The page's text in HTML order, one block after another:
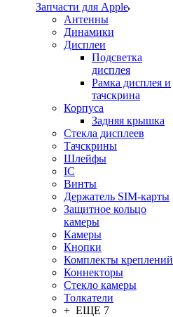
Запчасти для Apple
Антенны
Динамики
Дисплеи
Подсветка
дисплея
Рамка дисплея и
тачскрина
Корпуса
Задняя крышка
Стекла дисплеев
Тачскрины
Шлейфы
IC
Винты
Держатель SIM-карты
Защитное кольцо
камеры
Камеры
Кнопки
Комплекты креплений
Коннекторы
Стекло камеры
Толкатели
+ ЕЩЕ 7